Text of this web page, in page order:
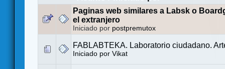
Paginas web similares a Labsk o
el extranjero
Iniciado por postpremutox
FABLABTEKA. Laboratorio ciudadano.
Iniciado por Vikat